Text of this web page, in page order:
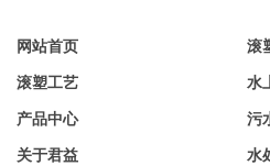
网站首页
滚塑工艺
产品中心
关于君益
滚
水
污
水